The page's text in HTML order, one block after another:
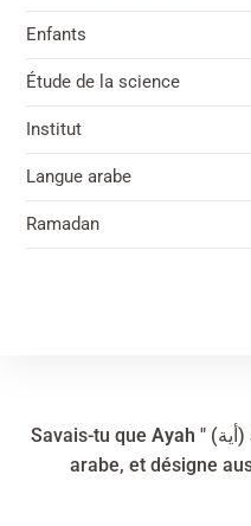
Enfants
Étude de la science
Institut
Langue arabe
Ramadan
Savais-tu que Ayah " (أية) signifie " signe ", "miracle " en
arabe, et désigne